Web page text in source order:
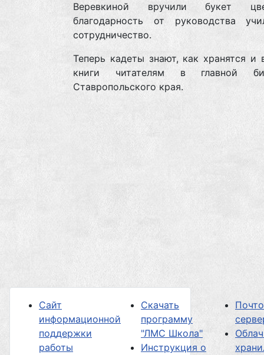
Веревкиной вручили букет
благодарность от руководства
сотрудничество.
Теперь кадеты знают, как хранятся и
книги читателям в главной
Ставропольского края.
Сайт
информационной
поддержки
работы
Скачать
программу
"ЛМС Школа"
Инструкция о